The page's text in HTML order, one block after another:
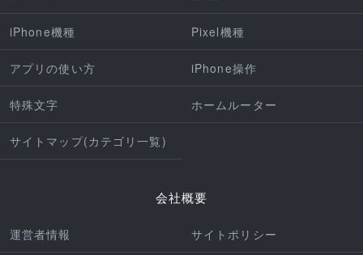
iPhone機種 Pixel機種
アプリの使い方 iPhone操作
特殊文字 ホームルーター
サイトマップ(カテゴリ一覧)
会社概要
運営者情報 サイトポリシー